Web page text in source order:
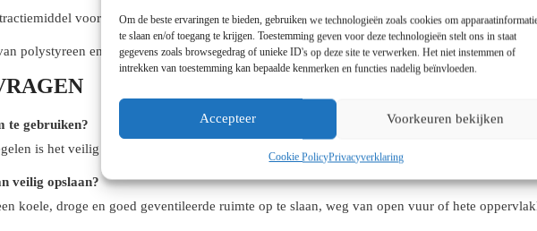
Om de beste ervaringen te bieden, gebruiken we technologieën zoals cookies om
te slaan en/of toegang te krijgen. Toestemming geven voor deze technologieën stelt ons in staat
gegevens zoals browsegedrag of unieke ID's op deze site te verwerken. Het niet instemmen of
intrekken van toestemming kan bepaalde kenmerken en functies nadelig beïnvloeden.
Accepteer Voorkeuren bekijken
Cookie PolicyPrivacyverklaring
voor cafeïne uit koffie en thee.
polystyreen en andere kunststoffen.
te gebruiken?
is het veilig voor gebruik, maar het is essentieel om blootstelling te minimaliseren en in
veilig opslaan?
koele, droge en goed geventileerde ruimte op te slaan, weg van open vuur of hete